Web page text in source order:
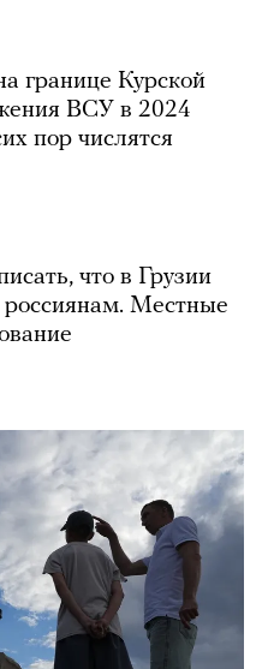
границе Курской
ВСУ в 2024
пор числятся
что в Грузии
россиянам. Местные